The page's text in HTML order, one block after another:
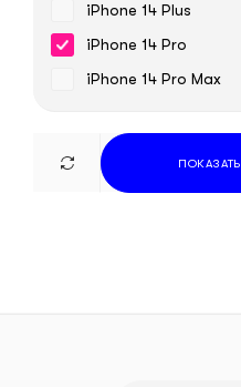
iPhone 14 Plus
iPhone 14 Pro
iPhone 14 Pro Max
ПОКАЗАТЬ